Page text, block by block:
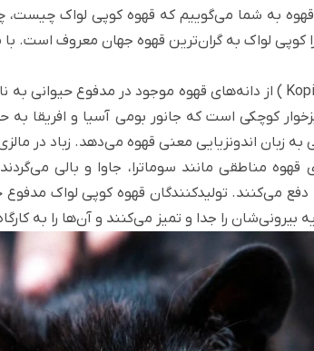
به شما می‌گوییم که قهوه کوپی لواک چیست،
کوپی لواک به گران‌ترین قهوه جهان معروف است. با
) از دانه‌های قهوه موجود در مدفوع حیوانی به
کوچکی است که جانور بومی آسیا و افریقا
به زبان اندونزیایی معنی قهوه می‌دهد. زباد در
قهوه مناطقی مانند سوماترا، جاوا و بالی
می‌کنند. تولیدکنندگان قهوه کوپی لواک مدفوع
بیرونی‌شان را جدا و تمیز می‌کنند و آن‌ها را به